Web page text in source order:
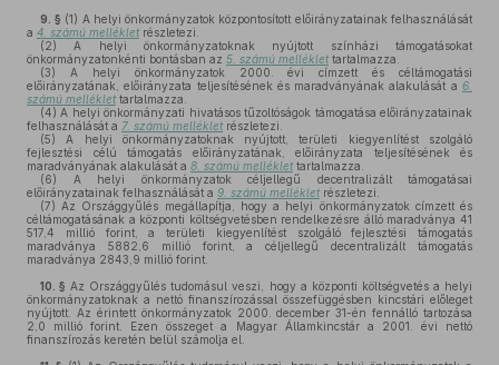
9. § (1) A helyi önkormányzatok központosított előirányzatainak felhasználását
a 4. számú mellékletrészletezi.
(2) A helyi önkormányzatoknak nyújtott színházi támogatásokat
önkormányzatonkénti bontásban az 5. számú melléklettartalmazza.
(3) A helyi önkormányzatok 2000. évi címzett és céltámogatási
előirányzatának, előirányzata teljesítésének és maradványának alakulását a 6.
számú melléklettartalmazza.
(4) A helyi önkormányzati hivatásos tűzoltóságok támogatása előirányzatainak
felhasználását a 7. számú mellékletrészletezi.
(5) A helyi önkormányzatoknak nyújtott, területi kiegyenlítést szolgáló
fejlesztési célú támogatás előirányzatának, előirányzata teljesítésének és
maradványának alakulását a 8. számú melléklettartalmazza.
(6) A helyi önkormányzatok céljellegű decentralizált támogatásai
előirányzatainak felhasználását a 9. számú mellékletrészletezi.
(7) Az Országgyűlés megállapítja, hogy a helyi önkormányzatok címzett és
céltámogatásának a központi költségvetésben rendelkezésre álló maradványa 41
517,4 millió forint, a területi kiegyenlítést szolgáló fejlesztési támogatás
maradványa 5882,6 millió forint, a céljellegű decentralizált támogatás
maradványa 2843,9 millió forint.
10. § Az Országgyűlés tudomásul veszi, hogy a központi költségvetés a helyi
önkormányzatoknak a nettó finanszírozással összefüggésben kincstári előleget
nyújtott. Az érintett önkormányzatok 2000. december 31-én fennálló tartozása
2,0 millió forint. Ezen összeget a Magyar Államkincstár a 2001. évi nettó
finanszírozás keretén belül számolja el.